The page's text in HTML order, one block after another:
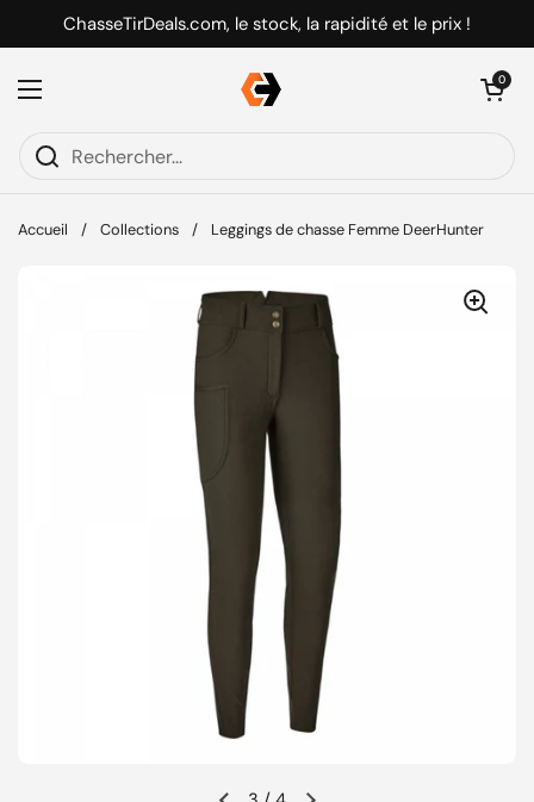
Passer au contenu
ChasseTirDeals.com, le stock, la rapidité et le prix !
Ouvrir le menu
Ouvrir le
0
Accueil / Collections / Leggings de chasse Femme DeerHunter